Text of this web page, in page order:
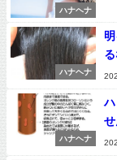
ハナヘナ
ハナヘナ
ハナヘナ